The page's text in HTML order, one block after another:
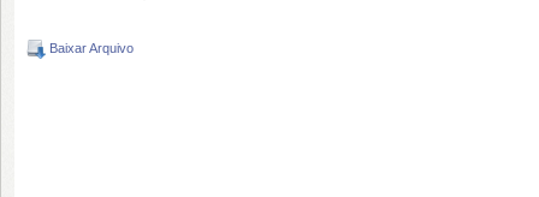
Baixar Arquivo